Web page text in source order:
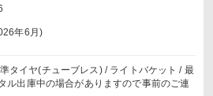
年6月)
タイヤ(チューブレス) / ライトバケット / 最
出庫中の場合がありますので事前のご連